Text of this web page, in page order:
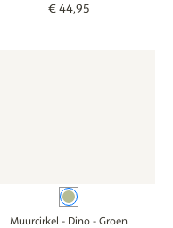
€44,95
Groen
Muurcirkel - Dino - Groen